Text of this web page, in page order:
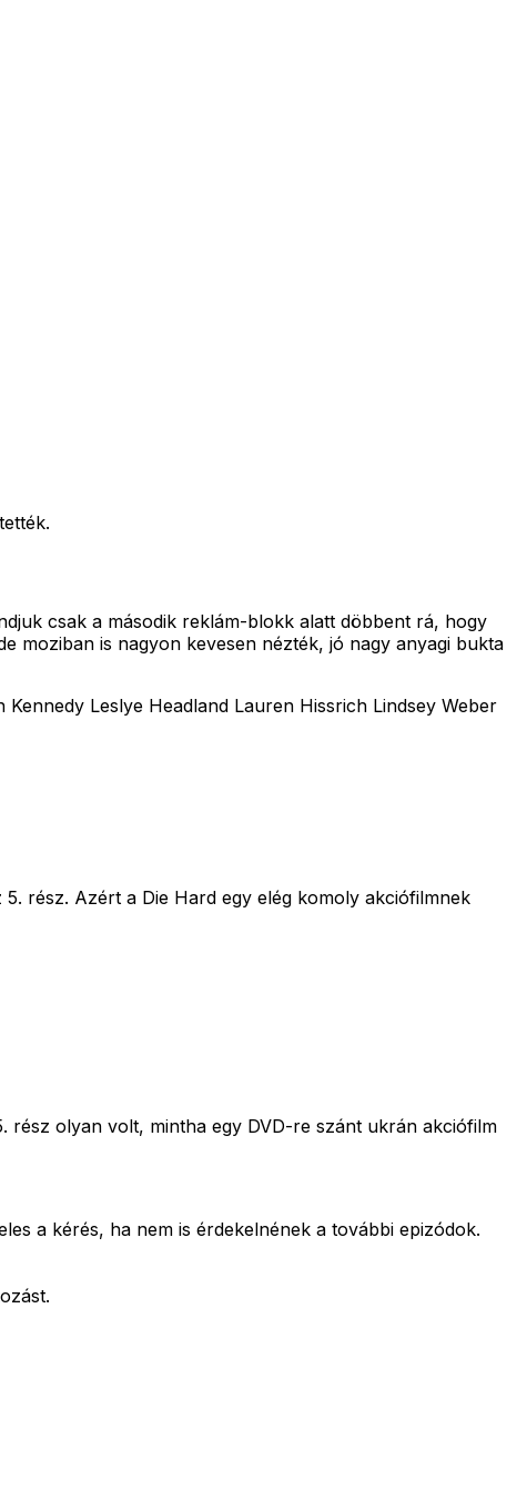
csak a második reklám-blokk alatt döbbent rá, hogy
moziban is nagyon kevesen nézték, jó nagy anyagi bukta
Leslye Headland Lauren Hissrich Lindsey Weber
rész. Azért a Die Hard egy elég komoly akciófilmnek
olyan volt, mintha egy DVD-re szánt ukrán akciófilm
a kérés, ha nem is érdekelnének a további epizódok.